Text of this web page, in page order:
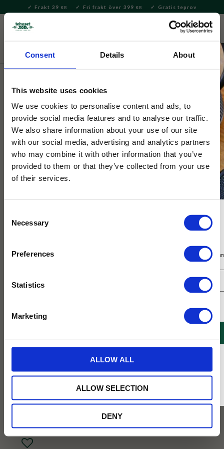
Consent Details About
This website uses cookies
We use cookies to personalise content and ads, to
provide social media features and to analyse our traffic.
We also share information about your use of our site
with our social media, advertising and analytics partners
who may combine it with other information that you’ve
provided to them or that they’ve collected from your use
of their services.
Selection
Necessary
Preferences
Statistics
Marketing
ALLOW ALL
ALLOW SELECTION
DENY
Meny
Frakt 39 KR Fri frakt över 399 KR Gratis teprov
Säsong Jul Julpynt
Selected by Tehuset Java
Cult Tomten & Vännerna 20cm
En 20 cm hög porslinstomte som tillsammans med sin skogsvän
plockar lingon. En magisk juldetalj för hemmet!
Lägg till i favoriter
Få 10% rabatt på ditt första köp på nätet och ta del av erbjudanden året
* Rabatten gäller endast online på Tehusetjava.se. Rabatten fungerar endast på